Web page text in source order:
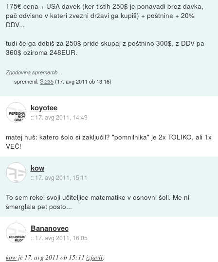
175€ cena + USA davek (ker tistih 250$ je ponavadi brez davka,
pač odvisno v kateri zvezni državi ga kupiš) + poštnina + 20%
DDV...
tudi če ga dobiš za 250$ pride skupaj z poštnino 300$, z DDV pa
360$ oziroma 248EUR.
Zgodovina sprememb…
spremenil:St235(17. avg 2011 ob 13:16)
koyotee
:: 17. avg 2011, 14:49
matej huš: katero šolo si zaključil? "pomnilnika" je 2x TOLIKO, ali 1x
VEČ!
kow
:: 17. avg 2011, 15:11
To sem rekel svoji učiteljice matematike v osnovni šoli. Me ni
šmerglala pet posto...
Bananovec
:: 17. avg 2011, 16:05
kow je 17. avg 2011 ob 15:11 izjavil: